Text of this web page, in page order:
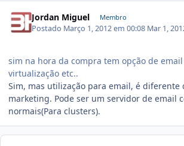
Jordan Miguel Membro
Postado Março 1, 2012 em 00:08 Mar 1,
sim na hora da compra tem opção de
virtualização etc..
Sim, mas utilização para email, é diferente
marketing. Pode ser um servidor de email
normais(Para clusters).